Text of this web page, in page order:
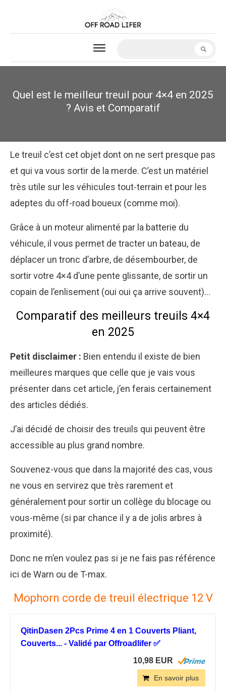
Quel est le meilleur treuil pour 4×4 en 2025
? Avis et Comparatif
Le treuil c’est cet objet dont on ne sert presque pas
et qui va vous sortir de la merde. C’est un matériel
très utile sur les véhicules tout-terrain et pour les
adeptes du off-road boueux (comme moi).
Grâce à un moteur alimenté par la batterie du
véhicule, il vous permet de tracter un bateau, de
déplacer un tronc d’arbre, de désembourber, de
sortir votre 4×4 d’une pente glissante, de sortir un
copain de l’enlisement (oui oui ça arrive souvent)…
Comparatif des meilleurs treuils 4×4
en 2025
Petit disclaimer : Bien entendu il existe de bien
meilleures marques que celle que je vais vous
présenter dans cet article, j’en ferais certainement
des articles dédiés.
J’ai décidé de choisir des treuils qui peuvent être
accessible au plus grand nombre.
Souvenez-vous que dans la majorité des cas, vous
ne vous en servirez que très rarement et
généralement pour sortir un collège du blocage ou
vous-même (si par chance il y a de jolis arbres à
proximité).
Donc ne m’en voulez pas si je ne fais pas référence
ici de Warn ou de T-max.
Mophorn corde de treuil électrique 12 V
QitinDasen 2Pcs Prime 4 en 1 Couverts Pliant,
Couverts... - Validé par Offroadlifer ✅
10,98 EUR
En savoir plus